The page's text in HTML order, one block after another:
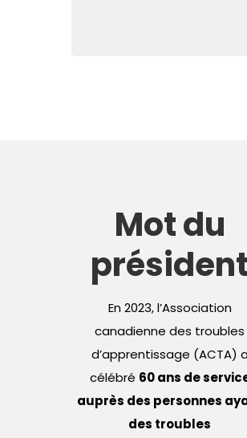
Mot du
président
En 2023, l’Association
canadienne des troubles
d’apprentissage (ACTA) a
célébré 60 ans de
auprès des personnes
des troubles